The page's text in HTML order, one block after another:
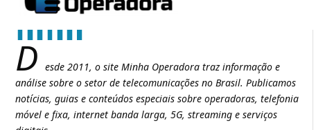
D esde 2011, o site Minha Operadora traz informação e
análise sobre o setor de telecomunicações no Brasil. Publicamos
notícias, guias e conteúdos especiais sobre operadoras, telefonia
móvel e fixa, internet banda larga, 5G, streaming e serviços